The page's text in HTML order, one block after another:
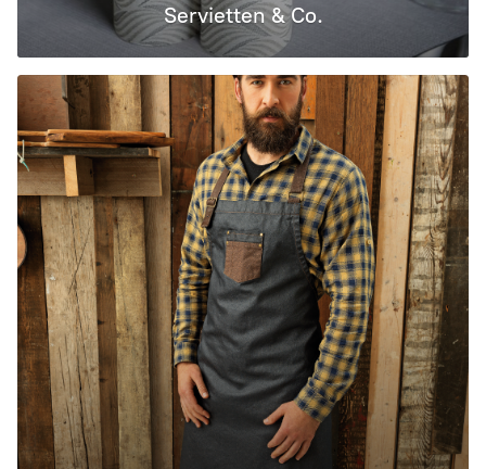
Servietten & Co.